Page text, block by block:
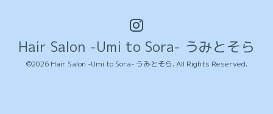
Hair Salon -Umi to Sora- うみとそら
©2026 Hair Salon -Umi to Sora- うみとそら. All Rights Reserved.